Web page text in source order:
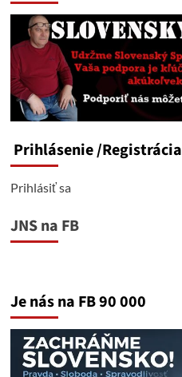
Prihlásenie/Registrácia
Prihlásiť sa
JNS na FB
Je nás na FB 90 000